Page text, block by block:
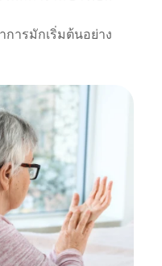
การมักเริ่มต้นอย่าง